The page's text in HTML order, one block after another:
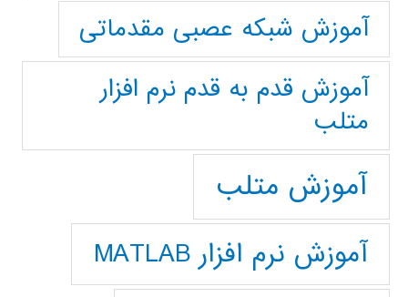
آموزش شبکه عصبی مقدماتی
آموزش قدم به قدم نرم افزار
متلب
آموزش متلب
آموزش نرم افزار MATLAB